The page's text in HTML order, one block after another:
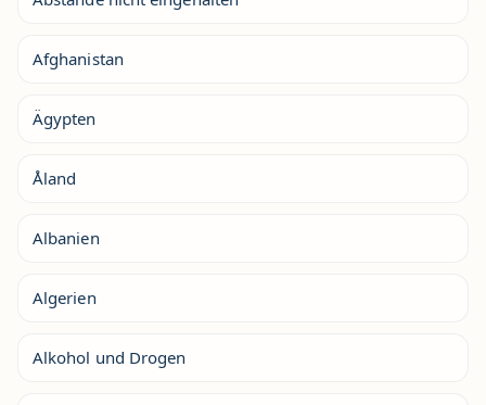
Afghanistan
Ägypten
Åland
Albanien
Algerien
Alkohol und Drogen